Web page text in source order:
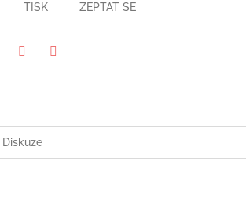
TISK ZEPTAT SE
Diskuze